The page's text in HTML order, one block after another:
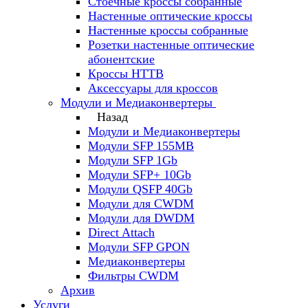
Настенные оптические кроссы
Настенные кроссы собранные
Розетки настенные оптические
абонентские
Кроссы HTTB
Аксессуары для кроссов
Модули и Медиаконвертеры
Назад
Модули и Медиаконвертеры
Модули SFP 155MB
Модули SFP 1Gb
Модули SFP+ 10Gb
Модули QSFP 40Gb
Модули для CWDM
Модули для DWDM
Direct Attach
Модули SFP GPON
Медиаконвертеры
Фильтры CWDM
Архив
Услуги